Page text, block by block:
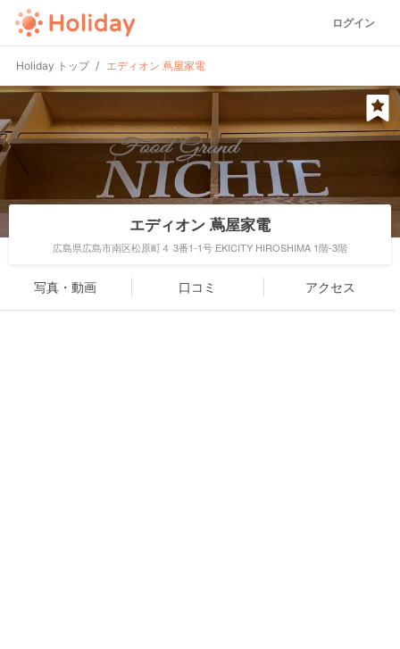
ログイン
Holiday トップ エディオン 蔦屋家電
エディオン 蔦屋家電
広島県広島市南区松原町４ 3番1-1号 EKICITY HIROSHIMA 1階-3階
写真・動画 口コミ アクセス